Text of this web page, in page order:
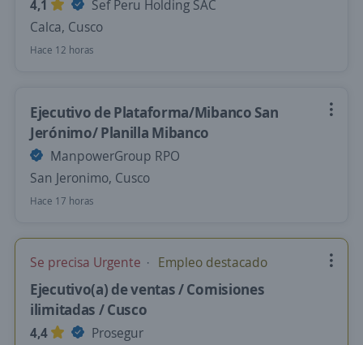
4,1
Sef Peru Holding SAC
Calca, Cusco
Hace 12 horas
Ejecutivo de Plataforma/Mibanco San
Jerónimo/ Planilla Mibanco
ManpowerGroup RPO
San Jeronimo, Cusco
Hace 17 horas
Se precisa Urgente Empleo destacado
Ejecutivo(a) de ventas / Comisiones
ilimitadas / Cusco
4,4
Prosegur